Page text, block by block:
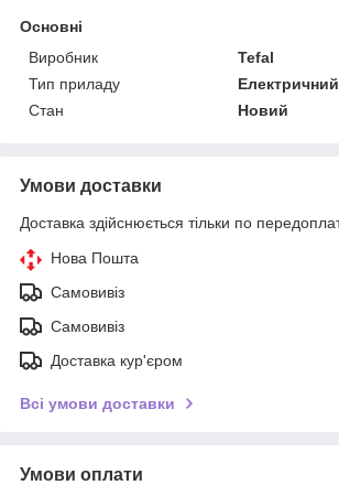
Основні
Виробник
Tefal
Тип приладу
Стан
Новий
Умови доставки
Доставка здійснюється тільки по
Нова Пошта
Самовивіз
Самовивіз
Доставка кур'єром
Всі умови доставки
Умови оплати